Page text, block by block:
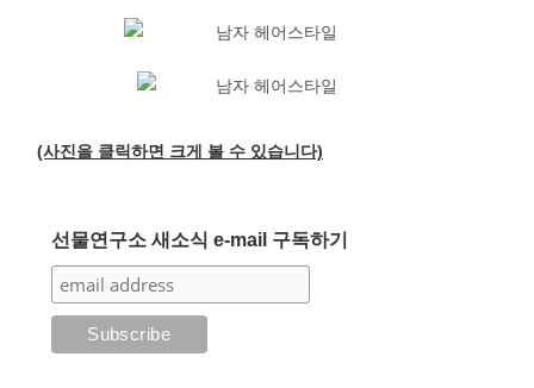
(사진을 클릭하면 크게 볼 수 있습니다)
선물연구소 새소식 e-mail 구독하기